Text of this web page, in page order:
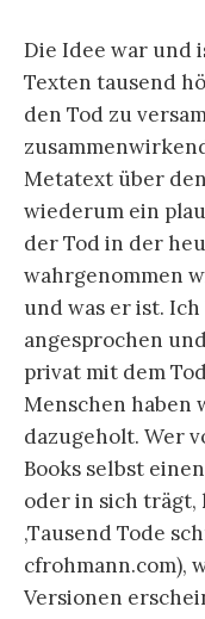
Die Idee war und
Texten tausend
den Tod zu
Metatext über
wiederum ein
der Tod in der
wahrgenommen
und was er ist.
angesprochen
privat mit dem
Menschen
dazugeholt. Wer
Books selbst
oder in sich trägt,
‚Tausend Tode
cfrohmann.com),
Versionen